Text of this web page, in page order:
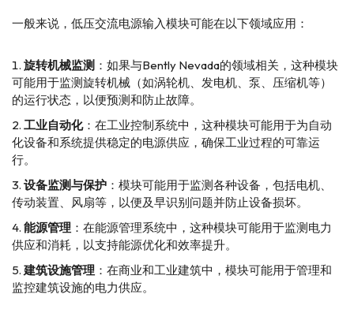
一般来说，低压交流电源输入模块可能在以下领域应用：
旋转机械监测 ：如果与Bently Nevada的领域相关，这种模块
可能用于监测旋转机械（如涡轮机、发电机、泵、压缩机等）
的运行状态，以便预测和防止故障。
工业自动化：在工业控制系统中，这种模块可能用于为自动
化设备和系统提供稳定的电源供应，确保工业过程的可靠运
行。
设备监测与保护 ：模块可能用于监测各种设备，包括电机、
传动装置、风扇等，以便及早识别问题并防止设备损坏。
能源管理 ：在能源管理系统中，这种模块可能用于监测电力
供应和消耗，以支持能源优化和效率提升。
建筑设施管理 ：在商业和工业建筑中，模块可能用于管理和
监控建筑设施的电力供应。